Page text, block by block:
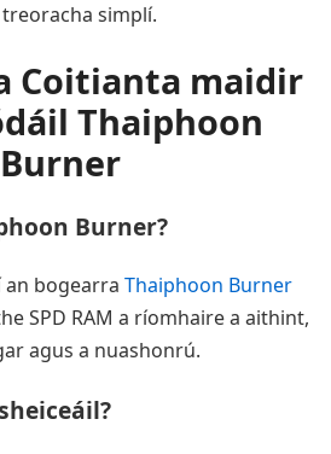
simplí.
Coitianta maidir
Thaiphoon
Burner
Burner?
bogearra Thaiphoon Burner
SPD RAM a ríomhaire a aithint,
agus a nuashonrú.